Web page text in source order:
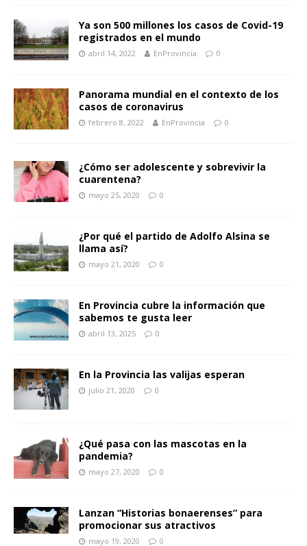
Ya son 500 millones los casos de Covid-19
registrados en el mundo
abril 14, 2022 EnProvincia 0
Panorama mundial en el contexto de los
casos de coronavirus
febrero 8, 2022 EnProvincia 0
¿Cómo ser adolescente y sobrevivir la
cuarentena?
mayo 25, 2020 0
¿Por qué el partido de Adolfo Alsina se
llama así?
mayo 21, 2020 0
En Provincia cubre la información que
sabemos te gusta leer
abril 13, 2025 0
En la Provincia las valijas esperan
julio 21, 2020 0
¿Qué pasa con las mascotas en la
pandemia?
mayo 27, 2020 0
Lanzan “Historias bonaerenses” para
promocionar sus atractivos
mayo 19, 2020 0